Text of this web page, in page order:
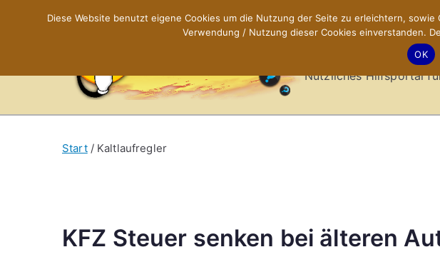
X-
Nützliches Hilfsportal
Start Kaltlaufregler
KFZ Steuer senken bei älteren
Diese Website benutzt eigene Cookies um die Nutzung der Seite zu erleichtern,
Verwendung / Nutzung dieser Cookies einverstanden.
OK